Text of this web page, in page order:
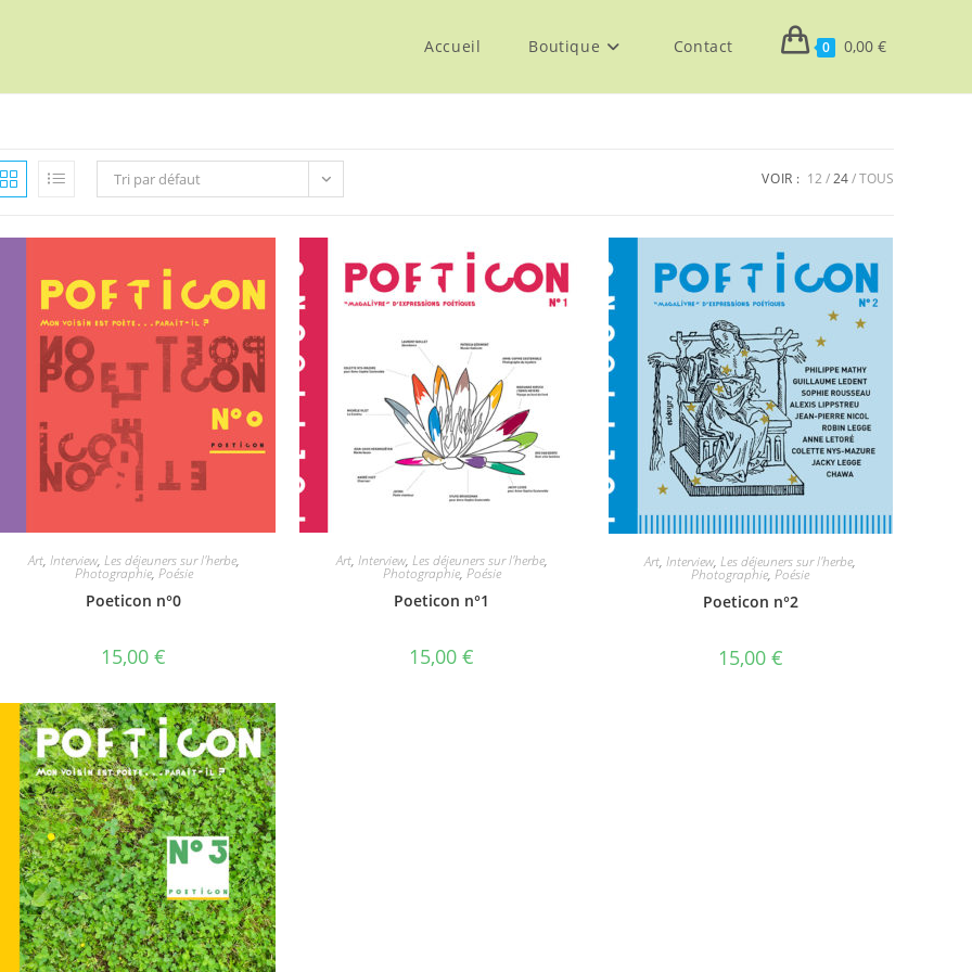
Accueil Boutique Contact 0 0,00 €
Tri par défaut VOIR : 12 24 TOUS
Art, Interview, Les déjeuners sur l'herbe,
Photographie, Poésie
Poeticon n°0
15,00€
Art, Interview, Les déjeuners sur l'herbe,
Photographie, Poésie
Poeticon n°1
15,00€
Art,Interview,Les déjeuners sur l'herbe,
Photographie,Poésie
Poeticon n°2
15,00 €